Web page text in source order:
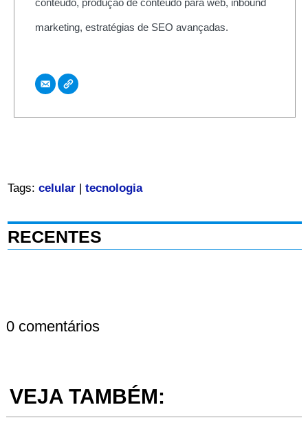
marketing, estratégias de SEO avançadas.
Tags: celular| tecnologia
RECENTES
0 comentários
VEJA TAMBÉM: